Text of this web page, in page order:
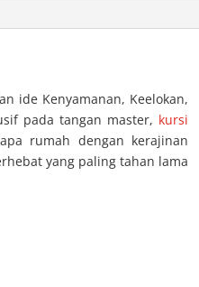
ide Kenyamanan, Keelokan,
pada tangan master, kursi
rumah dengan kerajinan
yang paling tahan lama